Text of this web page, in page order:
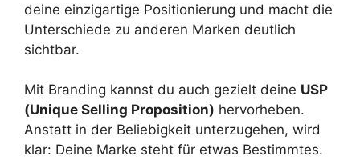
deine einzigartige Positionierung und macht die
Unterschiede zu anderen Marken deutlich
sichtbar.
Mit Branding kannst du auch gezielt deine USP
(Unique Selling Proposition) hervorheben.
Anstatt in der Beliebigkeit unterzugehen, wird
klar: Deine Marke steht für etwas Bestimmtes.